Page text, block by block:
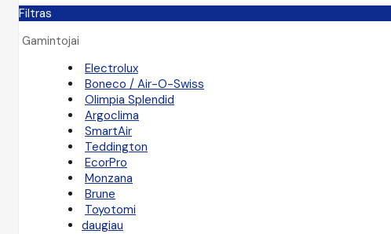
Filtras
Gamintojai
Electrolux
Boneco / Air-O-Swiss
Olimpia Splendid
Argoclima
SmartAir
Teddington
EcorPro
Monzana
Brune
Toyotomi
daugiau